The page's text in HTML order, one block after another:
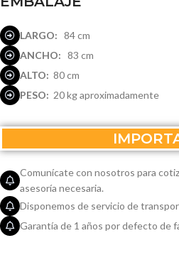
LARGO: 84 cm
ANCHO: 83 cm
ALTO: 80 cm
PESO: 20 kg aproximadamente
Comunícate con nosotros para
asesoría necesaria.
Disponemos de servicio de
Garantía de 1 años por defecto de